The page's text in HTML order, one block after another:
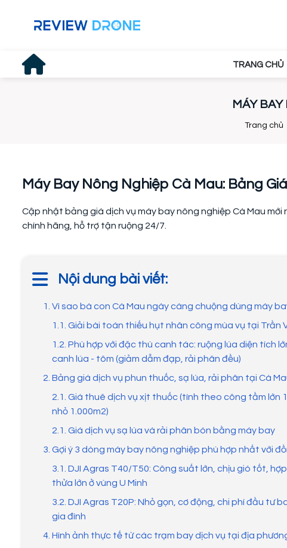
TRANG CHỦ
MÁY BAY
Trang chủ
Máy Bay Nông Nghiệp Cà Mau: Bảng
Cập nhật bảng giá dịch vụ máy bay nông nghiệp Cà Mau
chính hãng, hỗ trợ tận ruộng 24/7.
Nội dung bài viết:
1. Vì sao bà con Cà Mau ngày càng chuộng dùng máy
1.1. Giải bài toán thiếu hụt nhân công mùa vụ tại Trần
1.2. Phù hợp với đặc thù canh tác: ruộng lúa diện tích
canh lúa - tôm (giảm dẫm đạp, rải phân đều)
2. Bảng giá dịch vụ phun thuốc, sạ lúa, rải phân tại Cà
2.1. Giá thuê dịch vụ xịt thuốc (tính theo công tầm lớn
nhỏ 1.000m2)
2.1. Giá dịch vụ sạ lúa và rải phân bón bằng máy bay
3. Gợi ý 3 dòng máy bay nông nghiệp phù hợp nhất với
3.1. DJI Agras T40/T50: Công suất lớn, chịu gió tốt,
thửa lớn ở vùng U Minh
3.2. DJI Agras T20P: Nhỏ gọn, cơ động, chi phí đầu tư
gia đình
4. Hình ảnh thực tế từ các trạm bay dịch vụ tại địa